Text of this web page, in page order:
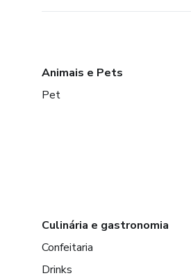
Animais e Pets
Pet
Culinária e gastronomia
Confeitaria
Drinks